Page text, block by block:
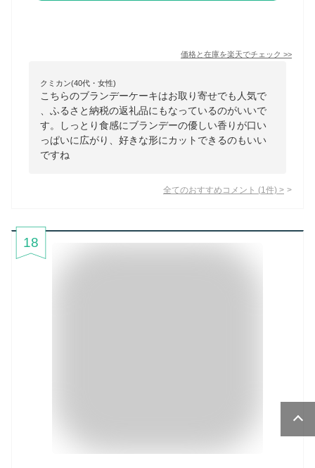
価格と在庫を楽天でチェック >>
クミカン(40代・女性)
こちらのブランデーケーキはお取り寄せでも人気で
、ふるさと納税の返礼品にもなっているのがいいで
す。しっとり食感にブランデーの優しい香りが口い
っぱいに広がり、好きな形にカットできるのもいい
ですね
全てのおすすめコメント (1 件) >
18